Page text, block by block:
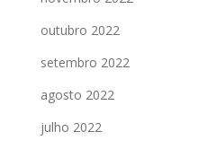
outubro 2022
setembro 2022
agosto 2022
julho 2022